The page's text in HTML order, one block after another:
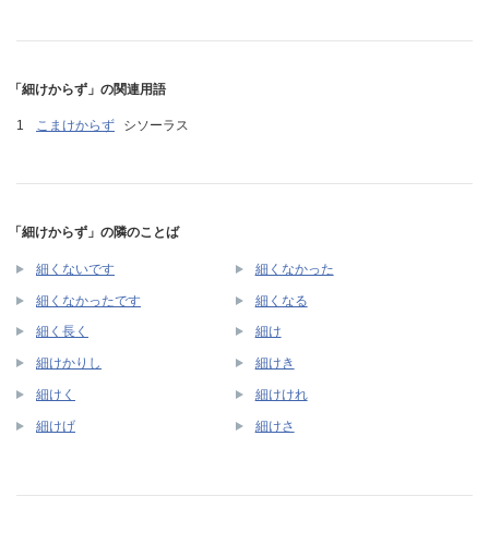
「細けからず」の関連用語
こまけからず シソーラス
「細けからず」の隣のことば
細くないです 細くなかった
細くなかったです 細くなる
細く長く 細け
細けかりし 細けき
細けく 細けけれ
細けげ 細けさ